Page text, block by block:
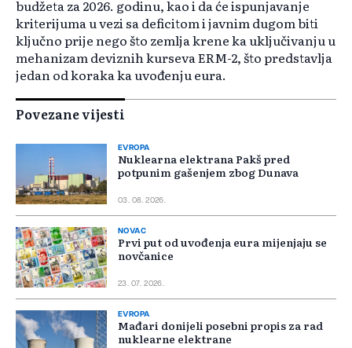
budžeta za 2026. godinu, kao i da će ispunjavanje
kriterijuma u vezi sa deficitom i javnim dugom biti
ključno prije nego što zemlja krene ka uključivanju u
mehanizam deviznih kurseva ERM-2, što predstavlja
jedan od koraka ka uvođenju eura.
Povezane vijesti
EVROPA
Nuklearna elektrana Pakš pred
potpunim gašenjem zbog Dunava
03. 08. 2026.
NOVAC
Prvi put od uvođenja eura mijenjaju se
novčanice
23. 07. 2026.
EVROPA
Mađari donijeli posebni propis za rad
nuklearne elektrane